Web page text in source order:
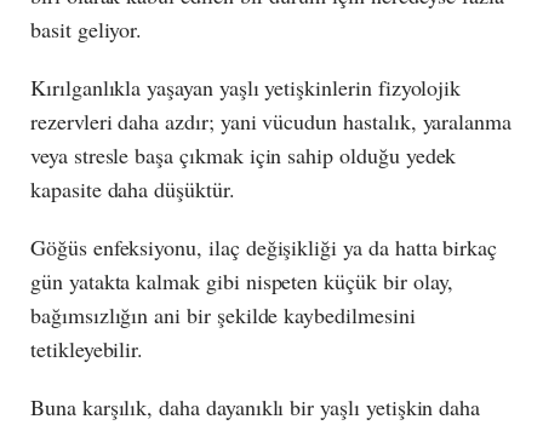
basit geliyor.
Kırılganlıkla yaşayan yaşlı yetişkinlerin fizyolojik
rezervleri daha azdır; yani vücudun hastalık, yaralanma
veya stresle başa çıkmak için sahip olduğu yedek
kapasite daha düşüktür.
Göğüs enfeksiyonu, ilaç değişikliği ya da hatta birkaç
gün yatakta kalmak gibi nispeten küçük bir olay,
bağımsızlığın ani bir şekilde kaybedilmesini
tetikleyebilir.
Buna karşılık, daha dayanıklı bir yaşlı yetişkin daha